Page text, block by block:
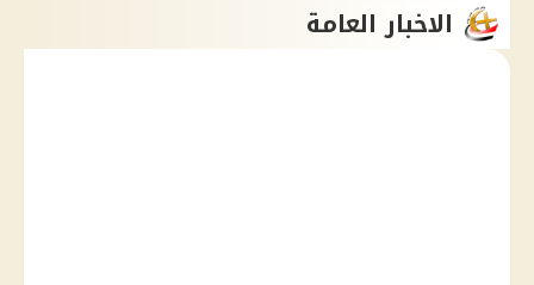
الاخبار العامة